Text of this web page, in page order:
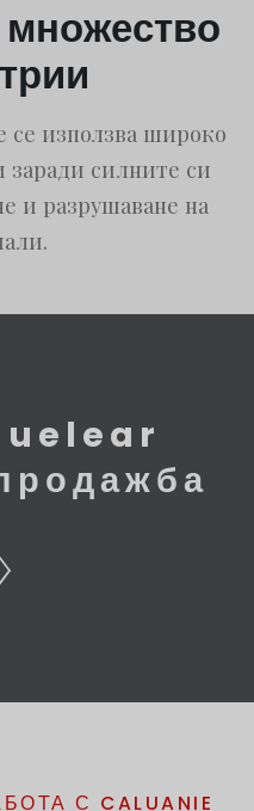
се използва широко
силните си
и разрушаване на
С CALUANIE